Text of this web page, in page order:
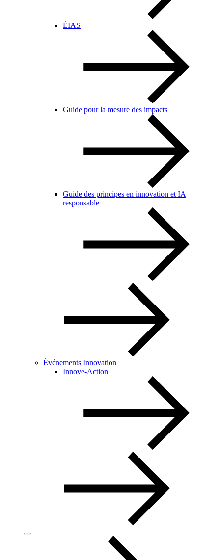
ÉIAS
Guide pour la mesure des impacts
Guide des principes en innovation et IA
responsable
Événements Innovation
Innove-Action